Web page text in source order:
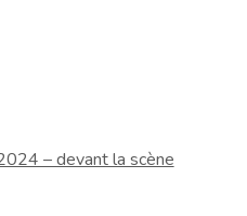
– devant la scène